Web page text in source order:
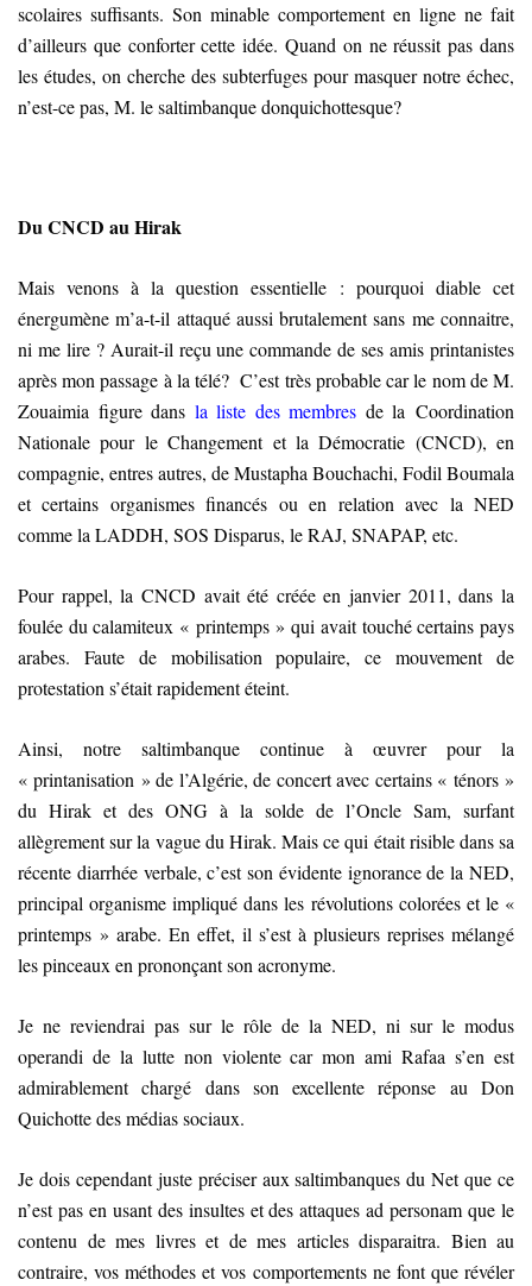
scolaires suffisants. Son minable comportement en ligne ne fait
d’ailleurs que conforter cette idée. Quand on ne réussit pas dans
les études, on cherche des subterfuges pour masquer notre échec,
n’est-ce pas, M. le saltimbanque donquichottesque?
Du CNCD au Hirak
Mais venons à la question essentielle : pourquoi diable cet
énergumène m’a-t-il attaqué aussi brutalement sans me connaitre,
ni me lire ? Aurait-il reçu une commande de ses amis printanistes
après mon passage à la télé? C’est très probable car le nom de M.
Zouaimia figure dans la liste des membres de la Coordination
Nationale pour le Changement et la Démocratie (CNCD), en
compagnie, entres autres, de Mustapha Bouchachi, Fodil Boumala
et certains organismes financés ou en relation avec la NED
comme la LADDH, SOS Disparus, le RAJ, SNAPAP, etc.
Pour rappel, la CNCD avait été créée en janvier 2011, dans la
foulée du calamiteux « printemps » qui avait touché certains pays
arabes. Faute de mobilisation populaire, ce mouvement de
protestation s’était rapidement éteint.
Ainsi, notre saltimbanque continue à œuvrer pour la
« printanisation » de l’Algérie, de concert avec certains « ténors »
du Hirak et des ONG à la solde de l’Oncle Sam, surfant
allègrement sur la vague du Hirak. Mais ce qui était risible dans sa
récente diarrhée verbale, c’est son évidente ignorance de la NED,
principal organisme impliqué dans les révolutions colorées et le «
printemps » arabe. En effet, il s’est à plusieurs reprises mélangé
les pinceaux en prononçant son acronyme.
Je ne reviendrai pas sur le rôle de la NED, ni sur le modus
operandi de la lutte non violente car mon ami Rafaa s’en est
admirablement chargé dans son excellente réponse au Don
Quichotte des médias sociaux.
Je dois cependant juste préciser aux saltimbanques du Net que ce
n’est pas en usant des insultes et des attaques ad personam que le
contenu de mes livres et de mes articles disparaitra. Bien au
contraire, vos méthodes et vos comportements ne font que révéler